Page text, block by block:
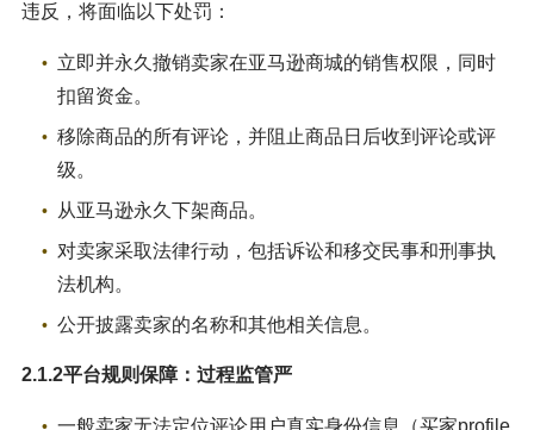
违反，将面临以下处罚：
立即并永久撤销卖家在亚马逊商城的销售权限，同时
扣留资金。
移除商品的所有评论，并阻止商品日后收到评论或评
级。
从亚马逊永久下架商品。
对卖家采取法律行动，包括诉讼和移交民事和刑事执
法机构。
公开披露卖家的名称和其他相关信息。
2.1.2平台规则保障：过程监管严